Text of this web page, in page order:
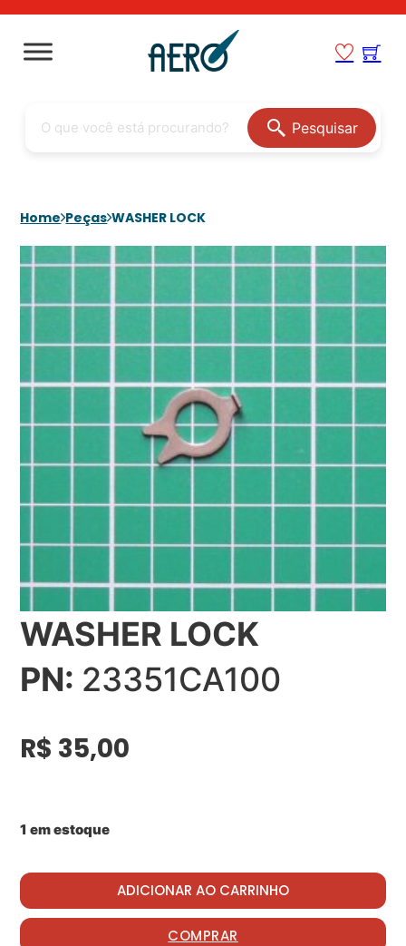
Pesquisar
Home Peças WASHER LOCK
WASHER LOCK
PN: 23351CA100
R$ 35,00
1 em estoque
WASHER LOCK quantidade
ADICIONAR AO CARRINHO
COMPRAR